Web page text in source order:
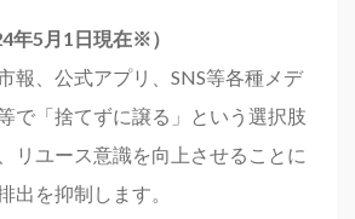
年5月1日現在※）
報、公式アプリ、SNS等各種メデ
で「捨てずに譲る」という選択肢
リユース意識を向上させることに
出を抑制します。